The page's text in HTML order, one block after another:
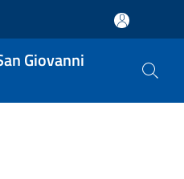
Giovanni